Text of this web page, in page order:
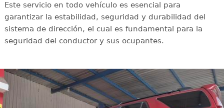
Este servicio en todo vehículo es esencial para
garantizar la estabilidad, seguridad y durabilidad del
sistema de dirección, el cual es fundamental para la
seguridad del conductor y sus ocupantes.